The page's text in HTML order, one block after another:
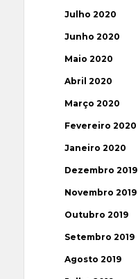
Julho 2020
Junho 2020
Maio 2020
Abril 2020
Março 2020
Fevereiro 2020
Janeiro 2020
Dezembro 2019
Novembro 2019
Outubro 2019
Setembro 2019
Agosto 2019